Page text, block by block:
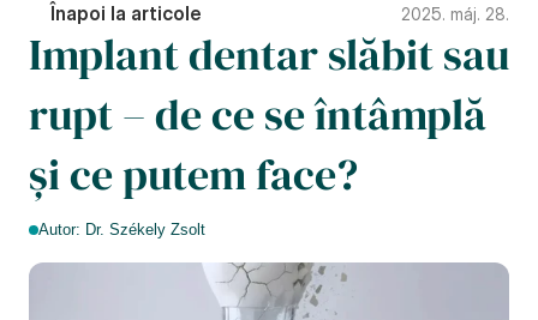
Înapoi la articole 2025. máj. 28.
Implant dentar slăbit sau
rupt – de ce se întâmplă
și ce putem face?
Autor: Dr. Székely Zsolt